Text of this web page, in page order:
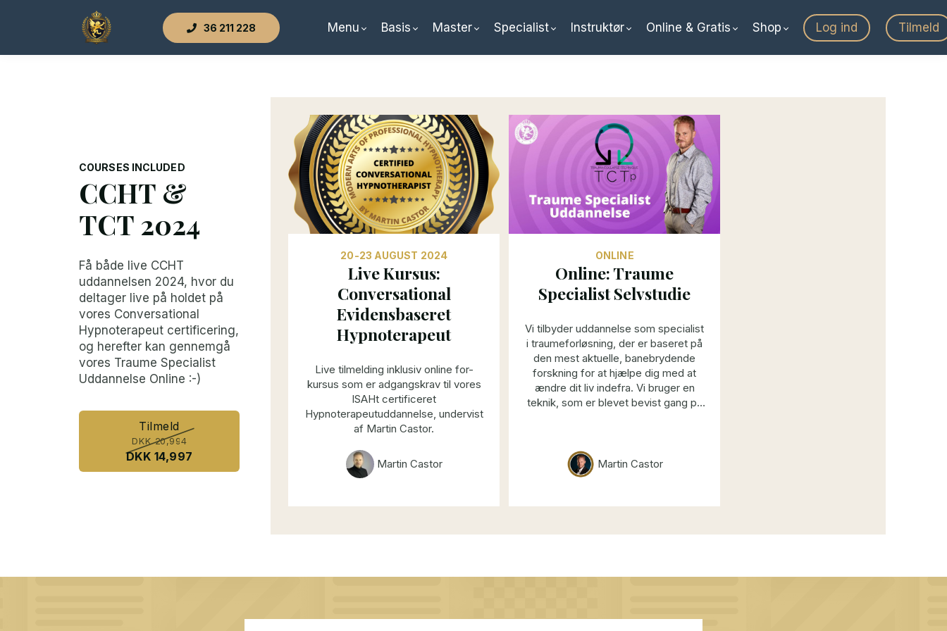
36 211 228 Menu Basis Master Specialist Instruktør Online & Gratis Shop Log ind Tilmeld
COURSES INCLUDED
CCHT &
TCT 2024
Få både live CCHT
uddannelsen 2024, hvor du
deltager live på holdet på
vores Conversational
Hypnoterapeut certificering,
og herefter kan gennemgå
vores Traume Specialist
Uddannelse Online :-)
Tilmeld
DKK 20,994
DKK 14,997
20-23 AUGUST 2024
Live Kursus:
Conversational
Evidensbaseret
Hypnoterapeut
Live tilmelding inklusiv online for-
kursus som er adgangskrav til vores
ISAHt certificeret
Hypnoterapeutuddannelse, undervist
af Martin Castor.
Martin Castor
ONLINE
Online: Traume
Specialist Selvstudie
Vi tilbyder uddannelse som specialist
i traumeforløsning, der er baseret på
den mest aktuelle, banebrydende
forskning for at hjælpe dig med at
ændre dit liv indefra. Vi bruger en
teknik, som er blevet bevist gang på
Brain Automatics®! Vi har alle
ressourcer, som vi ikke kendte til før.
at finde dem i klienten og bruge disse
liv til det bedre, uden nogen synlig
Martin Castor